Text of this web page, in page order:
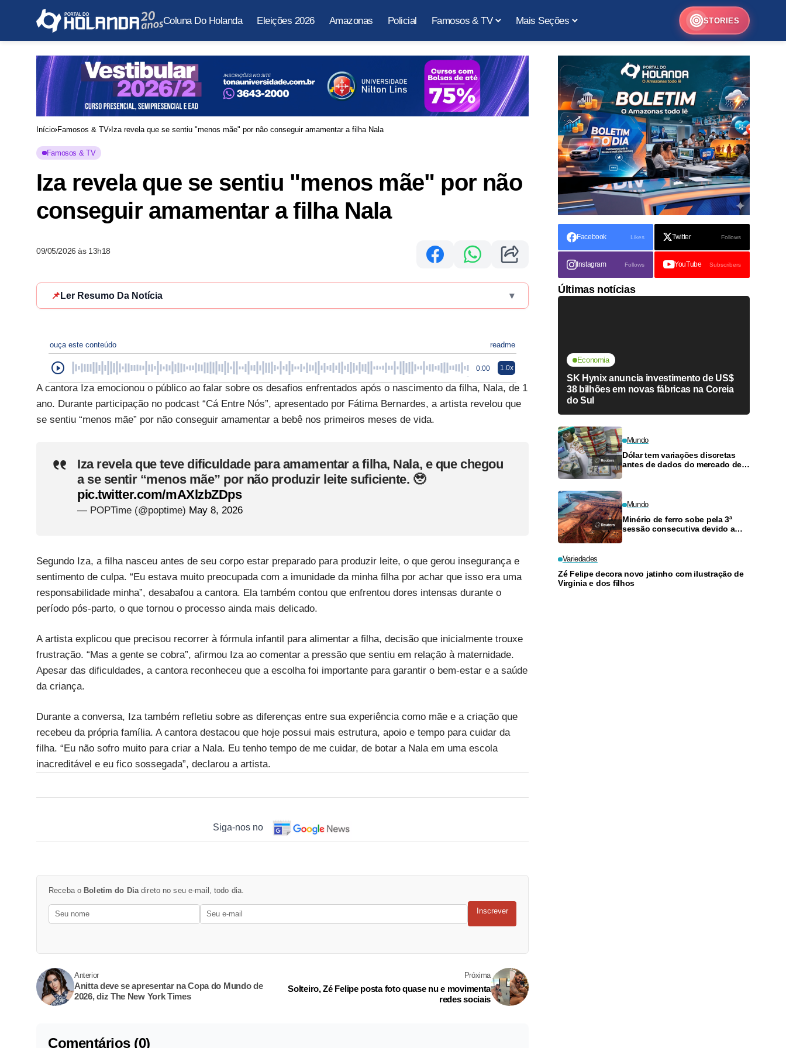
Coluna Do Holanda Eleições 2026 Amazonas Policial Famosos & TV Mais Seções STORIES
Início Famosos & TV Iza revela que se sentiu "menos mãe" por não conseguir amamentar a filha Nala
Famosos & TV
Iza revela que se sentiu "menos mãe" por não
conseguir amamentar a filha Nala
09/05/2026 às 13h18
📌 Ler Resumo Da Notícia ▾
ouça este conteúdo readme
0:00 1.0x
A cantora Iza emocionou o público ao falar sobre os desafios enfrentados após o nascimento da filha, Nala, de 1
ano. Durante participação no podcast “Cá Entre Nós”, apresentado por Fátima Bernardes, a artista revelou que
se sentiu “menos mãe” por não conseguir amamentar a bebê nos primeiros meses de vida.
Iza revela que teve dificuldade para amamentar a filha, Nala, e que chegou
a se sentir “menos mãe” por não produzir leite suficiente. 🥹
pic.twitter.com/mAXlzbZDps
— POPTime (@poptime) May 8, 2026
Segundo Iza, a filha nasceu antes de seu corpo estar preparado para produzir leite, o que gerou insegurança e
sentimento de culpa. “Eu estava muito preocupada com a imunidade da minha filha por achar que isso era uma
responsabilidade minha”, desabafou a cantora. Ela também contou que enfrentou dores intensas durante o
período pós-parto, o que tornou o processo ainda mais delicado.
A artista explicou que precisou recorrer à fórmula infantil para alimentar a filha, decisão que inicialmente trouxe
frustração. “Mas a gente se cobra”, afirmou Iza ao comentar a pressão que sentiu em relação à maternidade.
Apesar das dificuldades, a cantora reconheceu que a escolha foi importante para garantir o bem-estar e a saúde
da criança.
Durante a conversa, Iza também refletiu sobre as diferenças entre sua experiência como mãe e a criação que
recebeu da própria família. A cantora destacou que hoje possui mais estrutura, apoio e tempo para cuidar da
filha. “Eu não sofro muito para criar a Nala. Eu tenho tempo de me cuidar, de botar a Nala em uma escola
inacreditável e eu fico sossegada”, declarou a artista.
Siga-nos no
Receba o Boletim do Dia direto no seu e-mail, todo dia.
Inscrever
Anterior
Anitta deve se apresentar na Copa do Mundo de
2026, diz The New York Times
Próxima
Solteiro, Zé Felipe posta foto quase nu e movimenta
redes sociais
Comentários (0)
Facebook Likes Twitter Follows
Instagram Follows YouTube Subscribers
Últimas notícias
Economia
SK Hynix anuncia investimento de US$
38 bilhões em novas fábricas na Coreia
do Sul
Mundo
Dólar tem variações discretas
antes de dados do mercado de
Mundo
Minério de ferro sobe pela 3ª
sessão consecutiva devido a
Variedades
Zé Felipe decora novo jatinho com ilustração de
Virginia e dos filhos